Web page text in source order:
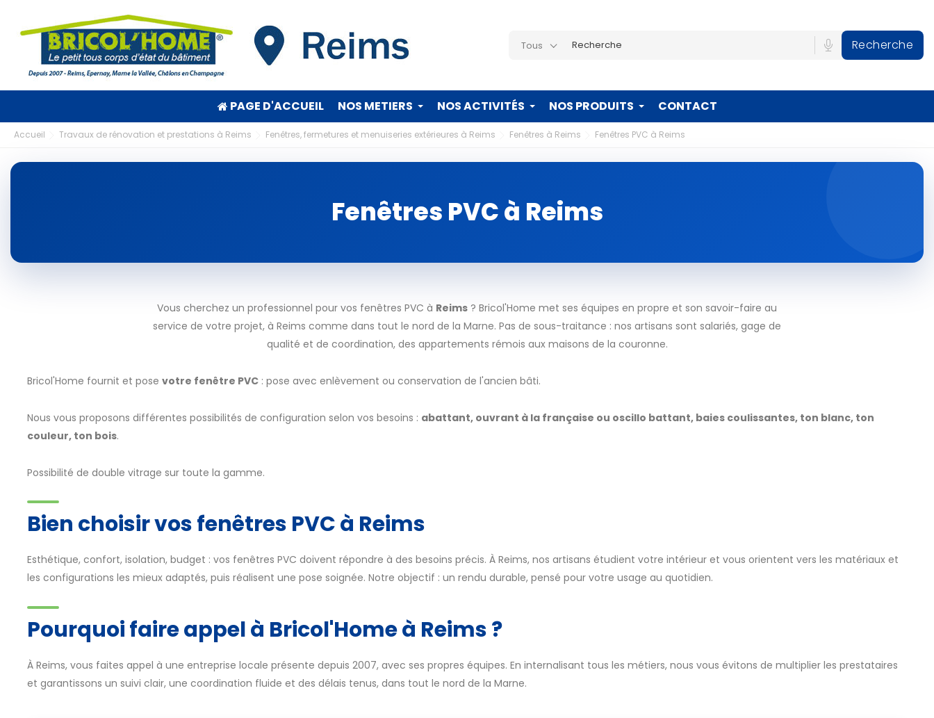
Tous Recherche
PAGE D'ACCUEIL NOS METIERS NOS ACTIVITÉS NOS PRODUITS CONTACT
Accueil Travaux de rénovation et prestations à Reims Fenêtres, fermetures et menuiseries extérieures à Reims Fenêtres à Reims Fenêtres PVC à Reims
Fenêtres PVC à Reims
Vous cherchez un professionnel pour vos fenêtres PVC à Reims ? Bricol'Home met ses équipes en propre et son savoir-faire au
service de votre projet, à Reims comme dans tout le nord de la Marne. Pas de sous-traitance : nos artisans sont salariés, gage de
qualité et de coordination, des appartements rémois aux maisons de la couronne.
Bricol'Home fournit et pose votre fenêtre PVC : pose avec enlèvement ou conservation de l'ancien bâti.
Nous vous proposons différentes possibilités de configuration selon vos besoins : abattant, ouvrant à la française ou oscillo battant, baies coulissantes, ton blanc, ton
couleur, ton bois.
Possibilité de double vitrage sur toute la gamme.
Bien choisir vos fenêtres PVC à Reims
Esthétique, confort, isolation, budget : vos fenêtres PVC doivent répondre à des besoins précis. À Reims, nos artisans étudient votre intérieur et vous orientent vers les matériaux et
les configurations les mieux adaptés, puis réalisent une pose soignée. Notre objectif : un rendu durable, pensé pour votre usage au quotidien.
Pourquoi faire appel à Bricol'Home à Reims ?
À Reims, vous faites appel à une entreprise locale présente depuis 2007, avec ses propres équipes. En internalisant tous les métiers, nous vous évitons de multiplier les prestataires
et garantissons un suivi clair, une coordination fluide et des délais tenus, dans tout le nord de la Marne.